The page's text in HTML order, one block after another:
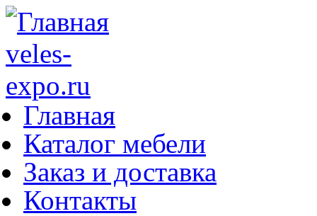
Главная
Каталог мебели
Заказ и доставка
Контакты